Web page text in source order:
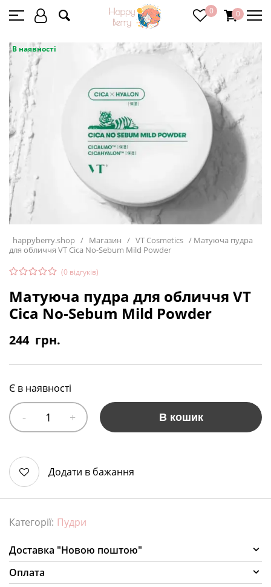
0 0
В наявності
happyberry.shop / Магазин / VT Cosmetics / Матуюча пудра
для обличчя VT Cica No-Sebum Mild Powder
(0 відгуків)
Матуюча пудра для обличчя VT
Cica No-Sebum Mild Powder
244 грн.
Є в наявності
В кошик
Додати в бажання
Категорії: Пудри
Доставка "Новою поштою"
Оплата